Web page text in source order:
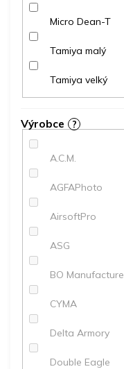
Micro Dean-T
Tamiya malý
Tamiya velký
Výrobce ?
A.C.M.
AGFAPhoto
AirsoftPro
ASG
BO Manufacture
CYMA
Delta Armory
Double Eagle